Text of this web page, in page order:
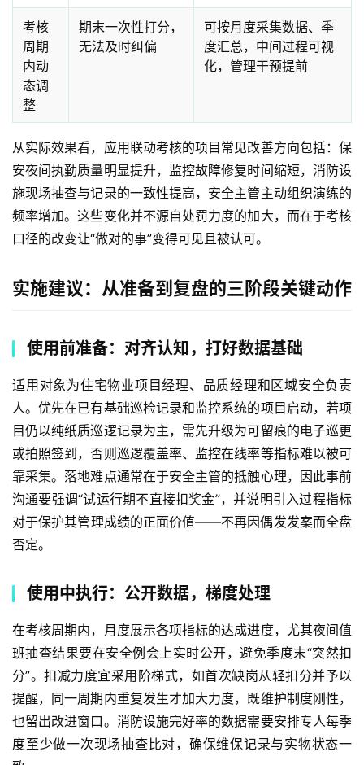
考核
周期
内动
态调
整
期末一次性打分，
无法及时纠偏
可按月度采集数据、季
度汇总，中间过程可视
化，管理干预提前
从实际效果看，应用联动考核的项目常见改善方向包括：保
安夜间执勤质量明显提升，监控故障修复时间缩短，消防设
施现场抽查与记录的一致性提高，安全主管主动组织演练的
频率增加。这些变化并不源自处罚力度的加大，而在于考核
口径的改变让“做对的事”变得可见且被认可。
实施建议：从准备到复盘的三阶段关键动作
使用前准备：对齐认知，打好数据基础
适用对象为住宅物业项目经理、品质经理和区域安全负责
人。优先在已有基础巡检记录和监控系统的项目启动，若项
目仍以纯纸质巡逻记录为主，需先升级为可留痕的电子巡更
或拍照签到，否则巡逻覆盖率、监控在线率等指标难以被可
靠采集。落地难点通常在于安全主管的抵触心理，因此事前
沟通要强调“试运行期不直接扣奖金”，并说明引入过程指标
对于保护其管理成绩的正面价值——不再因偶发发案而全盘
否定。
使用中执行：公开数据，梯度处理
在考核周期内，月度展示各项指标的达成进度，尤其夜间值
班抽查结果要在安全例会上实时公开，避免季度末“突然扣
分”。扣减力度宜采用阶梯式，如首次缺岗从轻扣分并予以
提醒，同一周期内重复发生才加大力度，既维护制度刚性，
也留出改进窗口。消防设施完好率的数据需要安排专人每季
度至少做一次现场抽查比对，确保维保记录与实物状态一